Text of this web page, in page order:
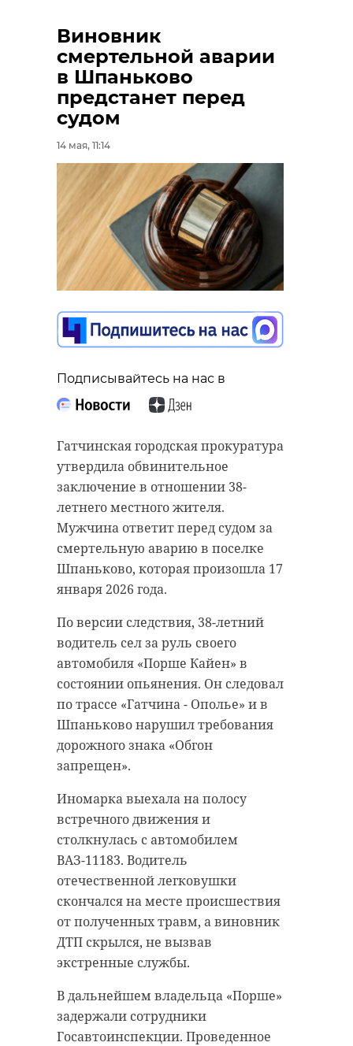
Виновник
смертельной аварии
в Шпаньково
предстанет перед
судом
14 мая, 11:14
Подписывайтесь на нас в
Гатчинская городская прокуратура
утвердила обвинительное
заключение в отношении 38-
летнего местного жителя.
Мужчина ответит перед судом за
смертельную аварию в поселке
Шпаньково, которая произошла 17
января 2026 года.
По версии следствия, 38-летний
водитель сел за руль своего
автомобиля «Порше Кайен» в
состоянии опьянения. Он следовал
по трассе «Гатчина - Ополье» и в
Шпаньково нарушил требования
дорожного знака «Обгон
запрещен».
Иномарка выехала на полосу
встречного движения и
столкнулась с автомобилем
ВАЗ-11183. Водитель
отечественной легковушки
скончался на месте происшествия
от полученных травм, а виновник
ДТП скрылся, не вызвав
экстренные службы.
В дальнейшем владельца «Порше»
задержали сотрудники
Госавтоинспекции. Проведенное